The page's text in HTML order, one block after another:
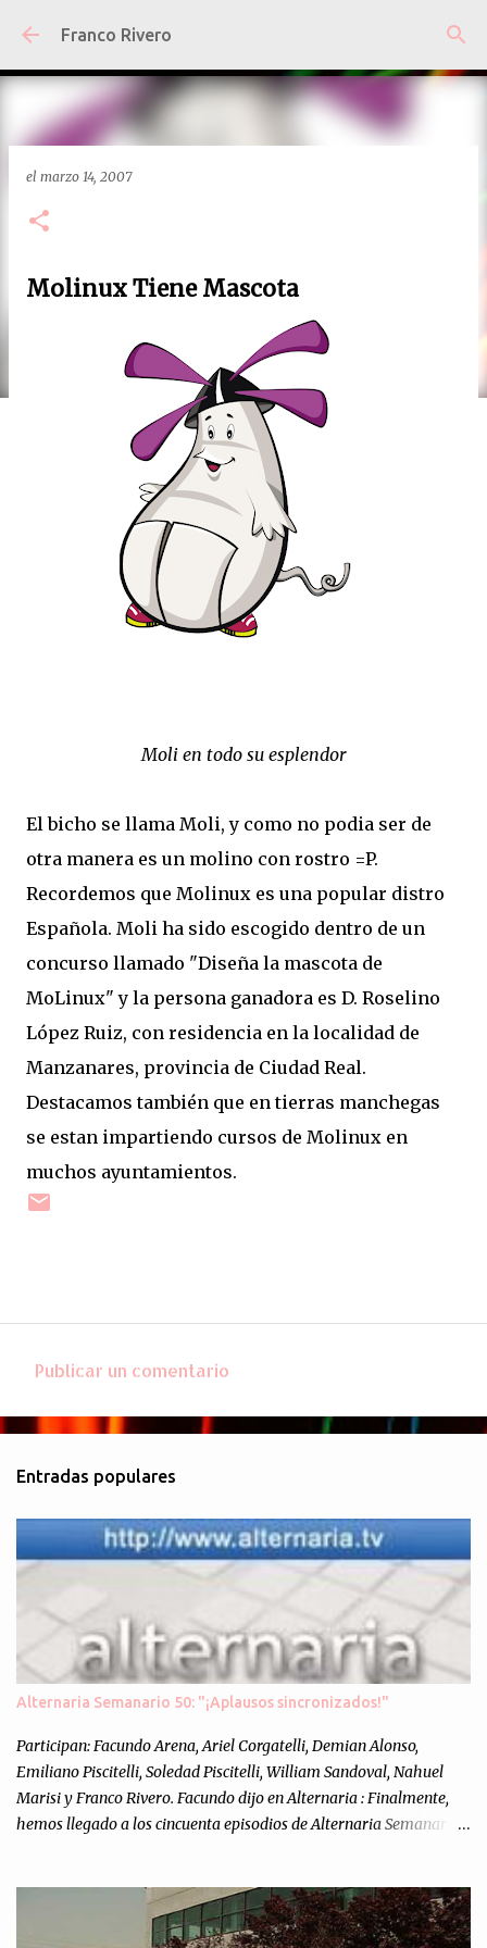
Ir al contenido principal
Franco Rivero
el marzo 14, 2007
Molinux Tiene Mascota
Moli en todo su esplendor
El bicho se llama Moli, y como no podia ser de
otra manera es un molino con rostro =P.
Recordemos que Molinux es una popular distro
Española. Moli ha sido escogido dentro de un
concurso llamado "Diseña la mascota de
MoLinux" y la persona ganadora es D. Roselino
López Ruiz, con residencia en la localidad de
Manzanares, provincia de Ciudad Real.
Destacamos también que en tierras manchegas
se estan impartiendo cursos de Molinux en
muchos ayuntamientos.
o
e
n
t
o
s
Publicar un comentario
Entradas populares
Alternaria Semanario 50: "¡Aplausos sincronizados!"
Participan: Facundo Arena, Ariel Corgatelli, Demian Alonso,
Emiliano Piscitelli, Soledad Piscitelli, William Sandoval, Nahuel
Marisi y Franco Rivero. Facundo dijo en Alternaria : Finalmente,
hemos llegado a los cincuenta episodios de Alternaria Semanario.
nuestra propia óptica: un punto de vista independiente e
informal.Para festejarlo, se nos ocurrió que estemos todos juntos; y